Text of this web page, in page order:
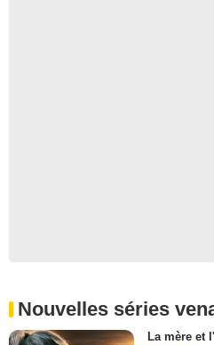
Nouvelles séries
La mère et